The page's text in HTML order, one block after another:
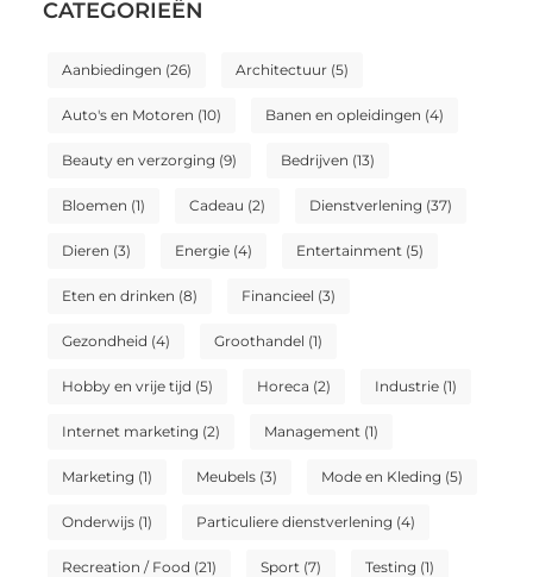
CATEGORIEËN
Aanbiedingen (26) Architectuur(5)
Auto's en Motoren (10) Banen en opleidingen (4)
Beauty en verzorging (9) Bedrijven (13)
Bloemen (1) Cadeau (2) Dienstverlening (37)
Dieren (3) Energie(4) Entertainment (5)
Eten en drinken (8) Financieel (3)
Gezondheid (4) Groothandel (1)
Hobby en vrije tijd (5) Horeca (2) Industrie(1)
Internet marketing (2) Management (1)
Marketing (1) Meubels(3) Mode en Kleding (5)
Onderwijs(1) Particuliere dienstverlening (4)
Recreation / Food (21) Sport (7) Testing (1)